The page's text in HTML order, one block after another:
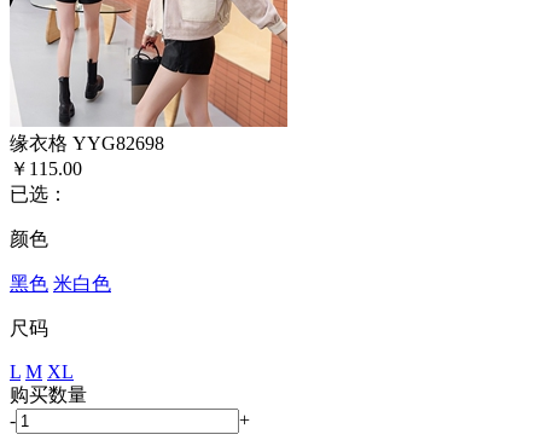
缘衣格 YYG82698
￥115.00
已选：
颜色
黑色 米白色
尺码
L M XL
购买数量
-
+